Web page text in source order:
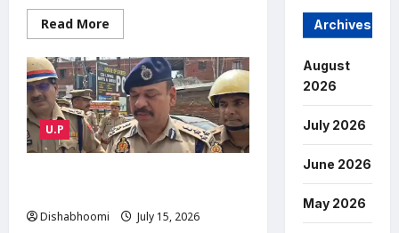
Read More
more
Modinagar
:
मोदीनगर
के
बुदाना
गांव
में
बेटे
मारकर
उतारा
U.P
Dishabhoomi
July 15, 2026
Archives
August
2026
July 2026
June 2026
May 2026